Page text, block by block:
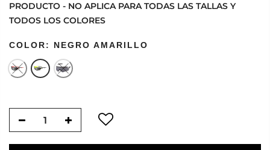
PRODUCTO - NO APLICA PARA TODAS LAS TALLAS Y
TODOS LOS COLORES
COLOR: NEGRO AMARILLO